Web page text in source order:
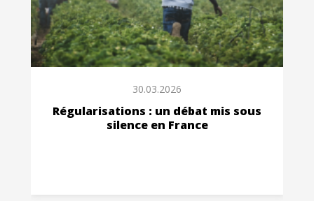
30.03.2026
Régularisations : un débat mis sous
silence en France